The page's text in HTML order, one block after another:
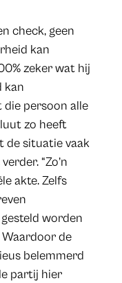
check, geen
kan
zeker wat hij
kan
die persoon alle
zo heeft
de situatie vaak
“Zo’n
akte. Zelfs
worden
de
belemmerd
partij hier